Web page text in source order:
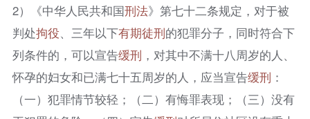
2）《中华人民共和国刑法》第七十二条规定，对于被
判处拘役、三年以下有期徒刑的犯罪分子，同时符合下
列条件的，可以宣告缓刑 ，对其中不满十八周岁的人、
怀孕的妇女和已满七十五周岁的人，应当宣告缓刑 ：
（一）犯罪情节较轻；（二）有悔罪表现；（三）没有